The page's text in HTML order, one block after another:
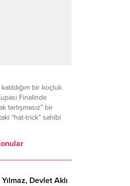
bir koçluk
Finalinde
tartışmasız” bir
“hat-trick” sahibi
bulmuştum. O
süregelen bir
ve turnuvalarda
Yılmaz, Devlet Aklı